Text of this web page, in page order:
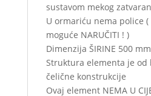
sustavom mekog
U ormariću nema police
moguće NARUČITI ! )
Dimenzija ŠIRINE 500 mm
Struktura elementa je od
čelične konstrukcije
Ovaj element NEMA U